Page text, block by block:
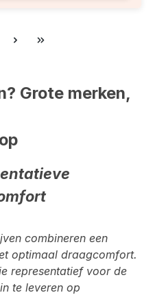
Grote merken,
combineren een
optimaal draagcomfort.
representatief voor de
te leveren op